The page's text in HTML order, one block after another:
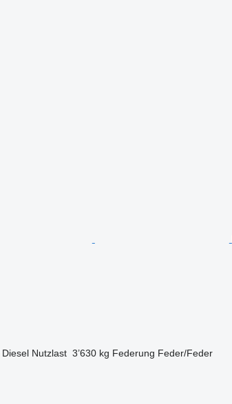
Diesel Nutzlast 3’630 kg Federung Feder/Feder